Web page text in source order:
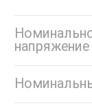
напряжение